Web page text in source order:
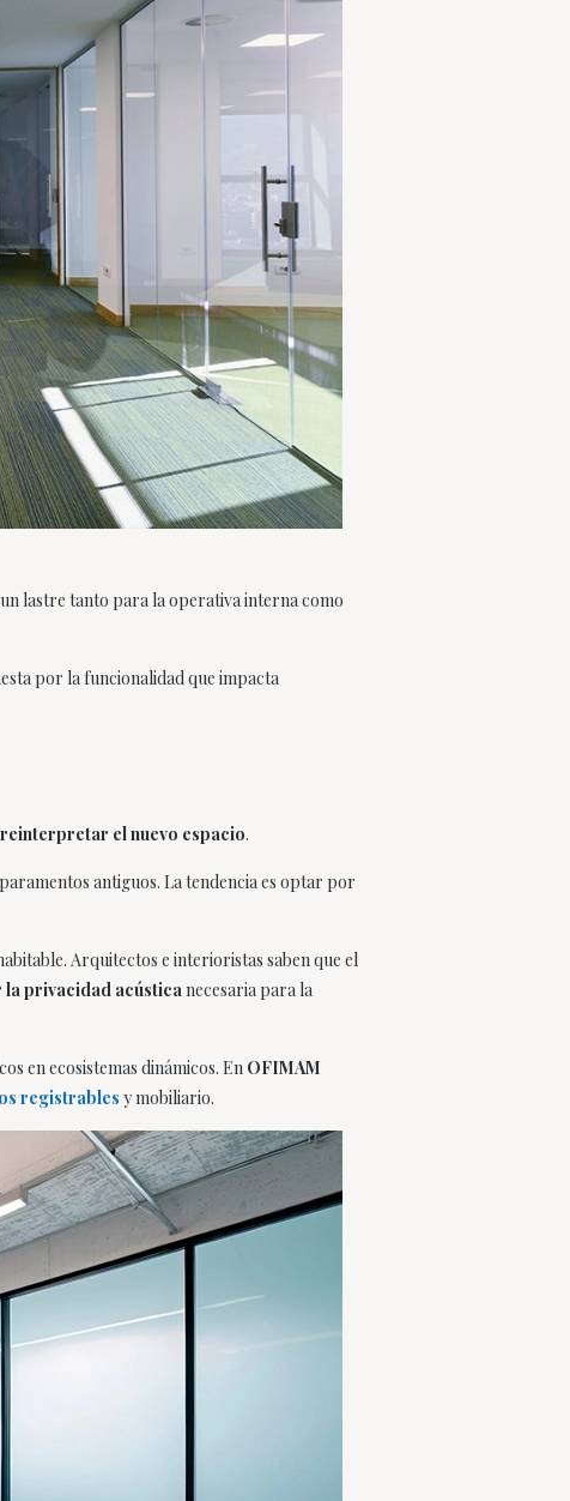
lastre tanto para la operativa interna como
por la funcionalidad que impacta
reinterpretar el nuevo espacio.
antiguos. La tendencia es optar por
Arquitectos e interioristas saben que el
la privacidad acústica necesaria para la
en ecosistemas dinámicos. En OFIMAM
registrables y mobiliario.